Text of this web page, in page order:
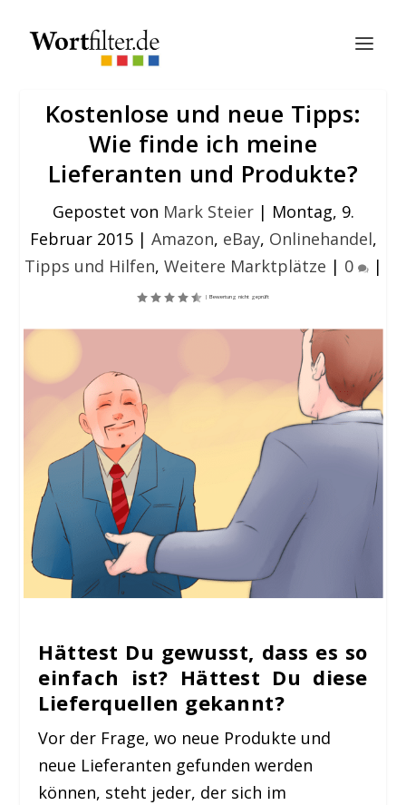
Kostenlose und neue Tipps:
Wie finde ich meine
Lieferanten und Produkte?
Gepostet von Mark Steier| Montag, 9.
Februar 2015| Amazon, eBay, Onlinehandel,
Tipps und Hilfen, Weitere Marktplätze | 0 |
Hättest Du gewusst, dass es so
einfach ist? Hättest Du diese
Lieferquellen gekannt?
Vor der Frage, wo neue Produkte und
neue Lieferanten gefunden werden
können, steht jeder, der sich im